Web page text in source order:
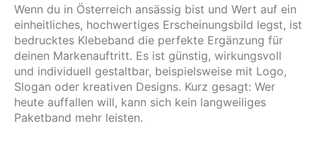
Wenn du in Österreich ansässig bist und Wert auf ein
einheitliches, hochwertiges Erscheinungsbild legst, ist
bedrucktes Klebeband die perfekte Ergänzung für
deinen Markenauftritt. Es ist günstig, wirkungsvoll
und individuell gestaltbar, beispielsweise mit Logo,
Slogan oder kreativen Designs. Kurz gesagt: Wer
heute auffallen will, kann sich kein langweiliges
Paketband mehr leisten.